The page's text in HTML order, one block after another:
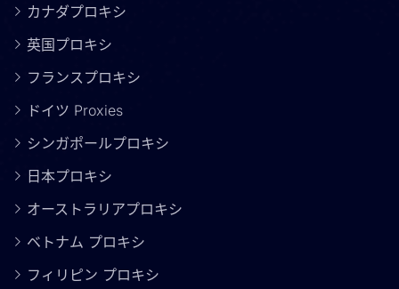
カナダプロキシ
英国プロキシ
フランスプロキシ
ドイツ Proxies
シンガポールプロキシ
日本プロキシ
オーストラリアプロキシ
ベトナム プロキシ
フィリピン プロキシ